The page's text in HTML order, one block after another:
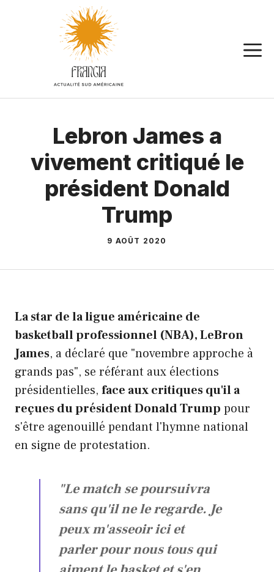
Lebron James a
vivement critiqué le
président Donald
Trump
9 AOÛT 2020
La star de la ligue américaine de
basketball professionnel (NBA), LeBron
James, a déclaré que "novembre approche à
grands pas", se référant aux élections
présidentielles, face aux critiques qu'il a
reçues du président Donald Trump pour
s'être agenouillé pendant l'hymne national
en signe de protestation.
"Le match se poursuivra
sans qu'il ne le regarde. Je
peux m'asseoir ici et
parler pour nous tous qui